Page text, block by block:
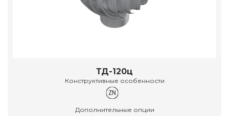
ТД-120ц
Конструктивные особенности
Дополнительные опции